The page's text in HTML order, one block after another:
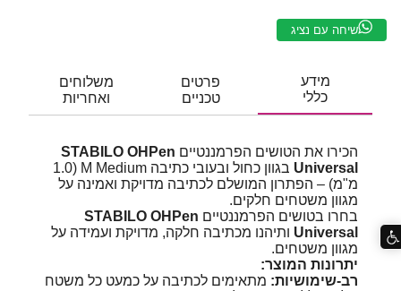
שיחה עם נציג
מידע
כללי
פרטים
טכניים
משלוחים
ואחריות
הכירו את הטושים הפרמננטיים STABILO OHPen
Universal
בגוון כחול ובעובי כתיבה M Medium (1.0
מ"מ) – הפתרון המושלם לכתיבה מדויקת ואמינה על
מגוון משטחים חלקים.
בחרו בטושים הפרמננטיים STABILO OHPen
Universal ותיהנו מכתיבה חלקה, מדויקת ועמידה על
מגוון משטחים.
יתרונות המוצר:
רב-שימושיות: מתאימים לכתיבה על כמעט כל משטח